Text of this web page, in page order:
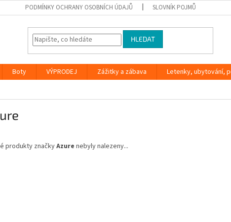
PODMÍNKY OCHRANY OSOBNÍCH ÚDAJŮ SLOVNÍK POJMŮ
HLEDAT
Boty VÝPRODEJ Zážitky a zábava Letenky, ubytování,
produkty značkyAzure nebyly nalezeny...